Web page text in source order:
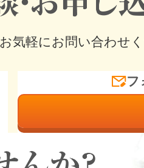
お気軽にお問い合わせく
フ